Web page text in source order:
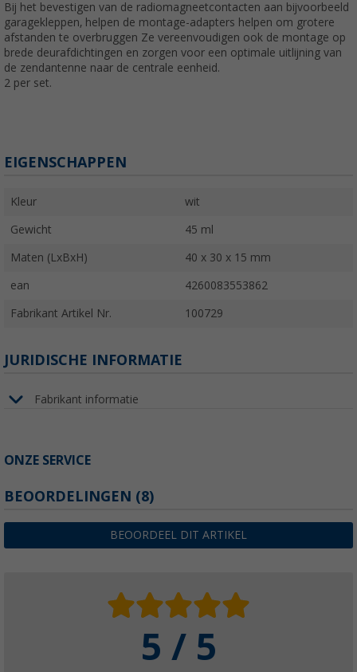
Bij het bevestigen van de radiomagneetcontacten aan bijvoorbeeld
garagekleppen, helpen de montage-adapters helpen om grotere
afstanden te overbruggen Ze vereenvoudigen ook de montage op
brede deurafdichtingen en zorgen voor een optimale uitlijning van
de zendantenne naar de centrale eenheid.
2 per set.
EIGENSCHAPPEN
Kleur wit
Gewicht 45 ml
Maten (LxBxH) 40 x 30 x 15 mm
ean 4260083553862
Fabrikant Artikel Nr. 100729
JURIDISCHE INFORMATIE
Fabrikant informatie
ONZE SERVICE
BEOORDELINGEN (8)
BEOORDEEL DIT ARTIKEL
5 / 5